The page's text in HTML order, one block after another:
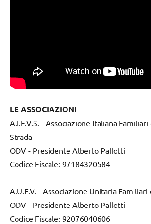
LE ASSOCIAZIONI
A.I.F.V.S. - Associazione Italiana
Strada
ODV - Presidente Alberto Pallotti
Codice Fiscale: 97184320584
A.U.F.V. - Associazione Unitaria
ODV - Presidente Alberto Pallotti
Codice Fiscale: 92076040606